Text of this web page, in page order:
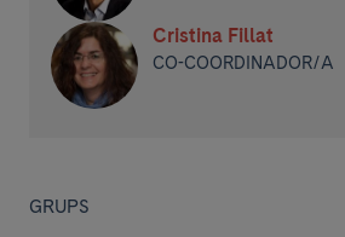
Cristina Fillat
CO-COORDINADOR/A
GRUPS